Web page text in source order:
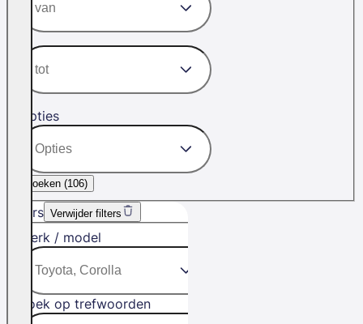
Opties
Zoeken (106)
Filters Verwijder filters
Merk / model
Zoek op trefwoorden